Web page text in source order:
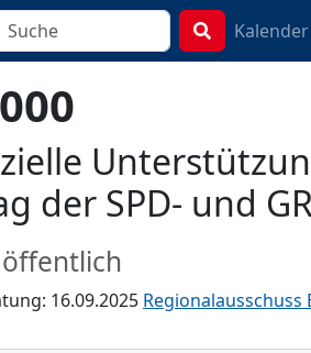
Kalender
der SPD- und
16.09.2025 Regionalausschuss